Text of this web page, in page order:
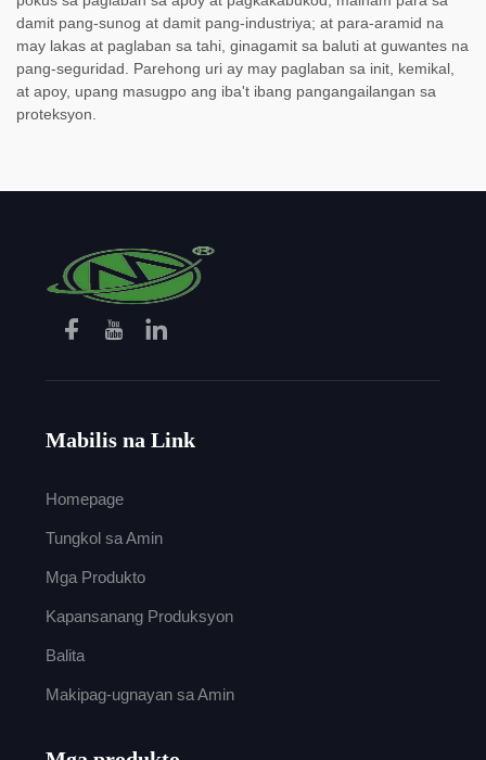
damit pang-sunog at damit pang-industriya; at para-aramid na
may lakas at paglaban sa tahi, ginagamit sa baluti at guwantes na
pang-seguridad. Parehong uri ay may paglaban sa init, kemikal,
at apoy, upang masugpo ang iba't ibang pangangailangan sa
proteksyon.
Mabilis na Link
Homepage
Tungkol sa Amin
Mga Produkto
Kapansanang Produksyon
Balita
Makipag-ugnayan sa Amin